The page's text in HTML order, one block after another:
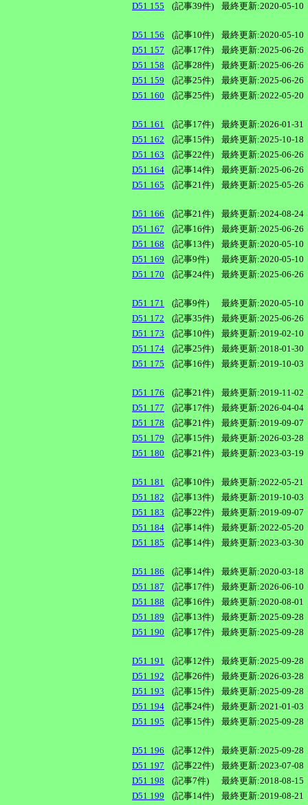
D51 155
(記事39件) 最終更新:2020-05-10
D51 156 (記事10件)
最終更新:2020-05-10
D51 157
(記事17件)
最終更新:2025-06-26
D51 158
(記事28件)
最終更新:2025-06-26
D51 159
(記事25件)
最終更新:2025-06-26
D51 160
(記事25件) 最終更新:2022-05-20
D51 161 (記事17件)
最終更新:2026-01-31
D51 162
(記事15件)
最終更新:2025-10-18
D51 163
(記事22件)
最終更新:2025-06-26
D51 164
(記事14件)
最終更新:2025-06-26
D51 165
(記事21件) 最終更新:2025-05-26
D51 166 (記事21件)
最終更新:2024-08-24
D51 167
(記事16件)
最終更新:2025-06-26
D51 168
(記事13件)
最終更新:2020-05-10
D51 169
(記事9件)
最終更新:2020-05-10
D51 170
(記事24件) 最終更新:2025-06-26
D51 171 (記事9件)
最終更新:2020-05-10
D51 172
(記事35件)
最終更新:2025-06-26
D51 173
(記事10件)
最終更新:2019-02-10
D51 174
(記事25件)
最終更新:2018-01-30
D51 175
(記事16件) 最終更新:2019-10-03
D51 176 (記事21件)
最終更新:2019-11-02
D51 177
(記事17件)
最終更新:2026-04-04
D51 178
(記事21件)
最終更新:2019-09-07
D51 179
(記事15件)
最終更新:2026-03-28
D51 180
(記事21件) 最終更新:2023-03-19
D51 181 (記事10件)
最終更新:2022-05-21
D51 182
(記事13件)
最終更新:2019-10-03
D51 183
(記事22件)
最終更新:2019-09-07
D51 184
(記事14件)
最終更新:2022-05-20
D51 185
(記事14件) 最終更新:2023-03-30
D51 186 (記事14件)
最終更新:2020-03-18
D51 187
(記事17件)
最終更新:2026-06-10
D51 188
(記事16件)
最終更新:2020-08-01
D51 189
(記事13件)
最終更新:2025-09-28
D51 190
(記事17件) 最終更新:2025-09-28
D51 191 (記事12件)
最終更新:2025-09-28
D51 192
(記事26件)
最終更新:2026-03-28
D51 193
(記事15件)
最終更新:2025-09-28
D51 194
(記事24件)
最終更新:2021-01-03
D51 195
(記事15件) 最終更新:2025-09-28
D51 196 (記事12件)
最終更新:2025-09-28
D51 197
(記事22件)
最終更新:2023-07-08
D51 198
(記事7件)
最終更新:2018-08-15
D51 199
(記事14件)
最終更新:2019-08-21